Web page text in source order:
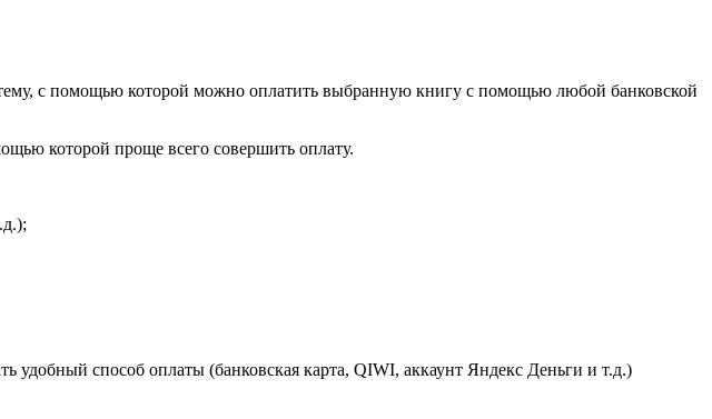
с помощью которой можно оплатить выбранную книгу с помощью любой банковской
которой проще всего совершить оплату.
удобный способ оплаты (банковская карта, QIWI, аккаунт Яндекс Деньги и т.д.)